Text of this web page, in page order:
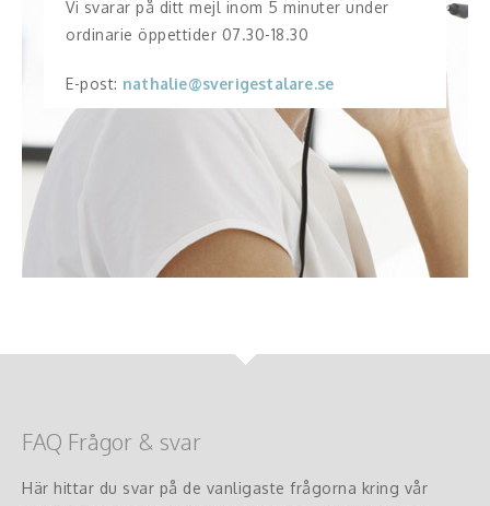
Vi svarar på ditt mejl inom 5 minuter under
ordinarie öppettider 07.30-18.30
E-post: nathalie@sverigestalare.se
FAQ Frågor & svar
Här hittar du svar på de vanligaste frågorna kring vår